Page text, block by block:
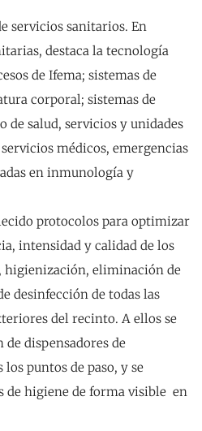
servicios sanitarios. En
destaca la tecnología
de Ifema; sistemas de
corporal; sistemas de
de salud, servicios y unidades
médicos, emergencias
en inmunología y
protocolos para optimizar
intensidad y calidad de los
higienización, eliminación de
desinfección de todas las
del recinto. A ellos se
dispensadores de
puntos de paso, y se
de higiene de forma visible en